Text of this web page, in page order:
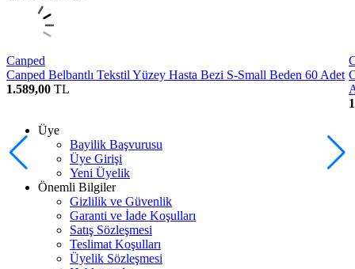
Canped
Canped Belbantlı Tekstil Yüzey Hasta Bezi S-Small Beden 60 Adet
1.589,00 TL
Üye
Bayilik Başvurusu
Üye Girişi
Yeni Üyelik
Önemli Bilgiler
Gizlilik ve Güvenlik
Garanti ve İade Koşulları
Satış Sözleşmesi
Teslimat Koşulları
Üyelik Sözleşmesi